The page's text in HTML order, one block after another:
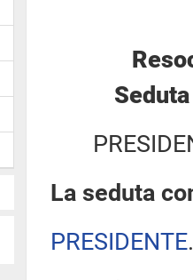
La seduta
PRESIDENTE